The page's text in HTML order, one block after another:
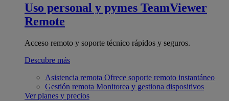
Uso personal y pymes TeamViewer
Remote
Acceso remoto y soporte técnico rápidos y seguros.
Descubre más
Asistencia remota Ofrece soporte remoto instantáneo
Gestión remota Monitorea y gestiona dispositivos
Ver planes y precios